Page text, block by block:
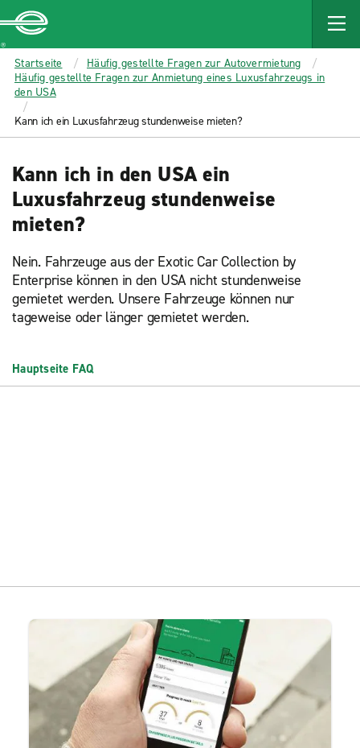
MAIN
CONTENT
Enterprise
Startseite
Häufig gestellte Fragen zur Autovermietung
Häufig gestellte Fragen zur Anmietung eines Luxusfahrzeugs in
den USA
Kann ich ein Luxusfahrzeug stundenweise mieten?
Kann ich in den USA ein
Luxusfahrzeug stundenweise
mieten?
Nein. Fahrzeuge aus der Exotic Car Collection by
Enterprise können in den USA nicht stundenweise
gemietet werden. Unsere Fahrzeuge können nur
tageweise oder länger gemietet werden.
Hauptseite FAQ